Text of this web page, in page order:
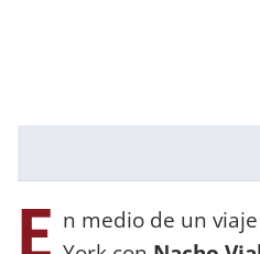
E n medio de un